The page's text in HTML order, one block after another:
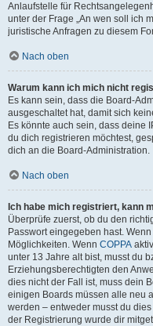
Anlaufstelle für
unter der Frage „An wen soll ich
juristische Anfragen zu diesem
Nach oben
Warum kann ich mich nicht
Es kann sein, dass die Board-
ausgeschaltet hat, damit sich
Es könnte auch sein, dass deine
du dich registrieren möchtest,
dich an die Board-Administration.
Nach oben
Ich habe mich registriert, kann
Überprüfe zuerst, ob du den
Passwort eingegeben hast.
Möglichkeiten. Wenn COPPA
unter 13 Jahre alt bist, musst du
Erziehungsberechtigten den
dies nicht der Fall ist, muss dein
einigen Boards müssen alle neu
werden – entweder musst du
der Registrierung wurde dir